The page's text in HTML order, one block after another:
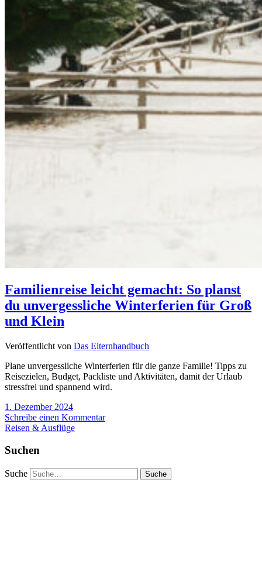
Familienreise leicht gemacht: So planst
du unvergessliche Winterferien für Groß
und Klein
Veröffentlicht von Das Elternhandbuch
Plane unvergessliche Winterferien für die ganze Familie! Tipps zu
Reisezielen, Budget, Packliste und Aktivitäten, damit der Urlaub
stressfrei und spannend wird.
1. Dezember 2024
Schreibe einen Kommentar
Reisen & Ausflüge
Suchen
Suche